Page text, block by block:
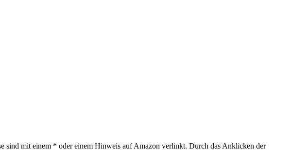
sind mit einem * oder einem Hinweis auf Amazon verlinkt. Durch das Anklicken der